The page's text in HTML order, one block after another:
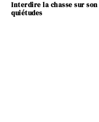
Interdire la chasse sur
quiétudes